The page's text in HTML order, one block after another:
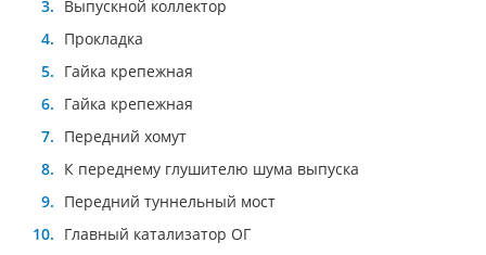
Выпускной коллектор
Прокладка
Гайка крепежная
Гайка крепежная
Передний хомут
К переднему глушителю шума выпуска
Передний туннельный мост
Главный катализатор ОГ